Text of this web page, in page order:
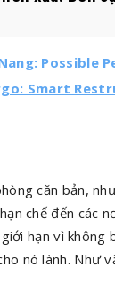
Possible
Smart
căn bản,
chế đến các
hạn vì
nó lành. Như